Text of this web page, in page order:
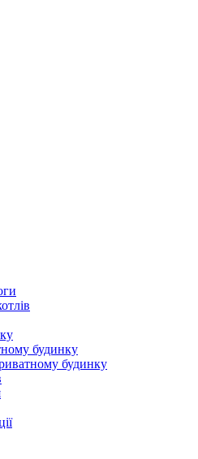
будинку
будинку